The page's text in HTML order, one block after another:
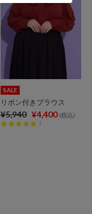
SALE
リボン付きブラウス
¥5,940 ¥4,400 (税込)
1